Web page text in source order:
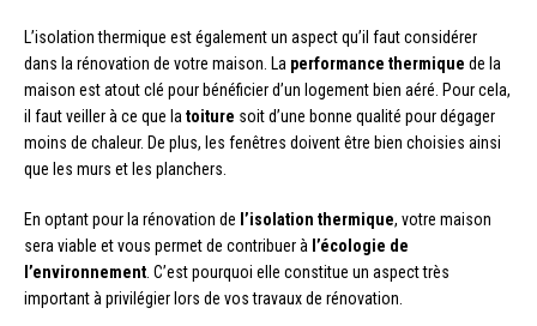
L’isolation thermique est également un aspect qu’il faut considérer
dans la rénovation de votre maison. La performance thermique de la
maison est atout clé pour bénéficier d’un logement bien aéré. Pour cela,
il faut veiller à ce que latoiture soit d’une bonne qualité pour dégager
moins de chaleur. De plus, les fenêtres doivent être bien choisies ainsi
que les murs et les planchers.
En optant pour la rénovation de l’isolation thermique, votre maison
sera viable et vous permet de contribuer à l’écologie de
l’environnement. C’est pourquoi elle constitue un aspect très
important à privilégier lors de vos travaux de rénovation.